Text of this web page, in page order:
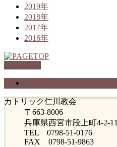
2019年
2018年
2017年
2016年
カトリック仁川教会
〒663-8006
兵庫県西宮市段上町4-2-11
TEL 0798-51-0176
FAX 0798-51-9863